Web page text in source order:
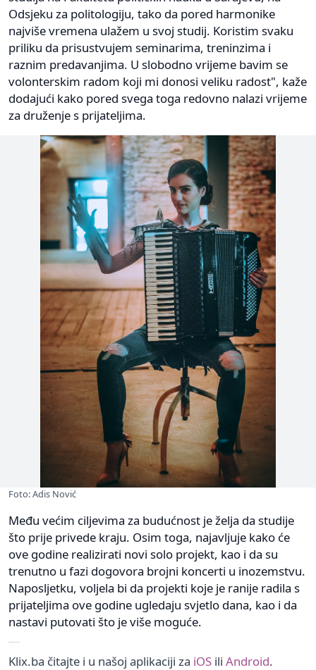
Odsjeku za politologiju, tako da pored harmonike
najviše vremena ulažem u svoj studij. Koristim svaku
priliku da prisustvujem seminarima, treninzima i
raznim predavanjima. U slobodno vrijeme bavim se
volonterskim radom koji mi donosi veliku radost", kaže
dodajući kako pored svega toga redovno nalazi vrijeme
za druženje s prijateljima.
Foto: Adis Nović
Među većim ciljevima za budućnost je želja da studije
što prije privede kraju. Osim toga, najavljuje kako će
ove godine realizirati novi solo projekt, kao i da su
trenutno u fazi dogovora brojni koncerti u inozemstvu.
Naposljetku, voljela bi da projekti koje je ranije radila s
prijateljima ove godine ugledaju svjetlo dana, kao i da
nastavi putovati što je više moguće.
Klix.ba čitajte i u našoj aplikaciji za iOS ili Android.